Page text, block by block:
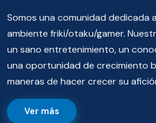
Somos una comunidad dedicada
ambiente friki/otaku/gamer.
un sano entretenimiento, un
una oportunidad de crecimiento
maneras de hacer crecer su
Ver más